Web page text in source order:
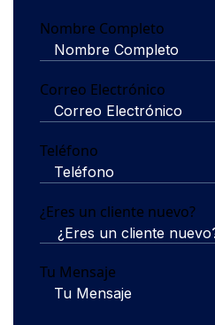
Nombre Completo
Correo Electrónico
Teléfono
¿Eres un cliente nuevo?
Tu Mensaje